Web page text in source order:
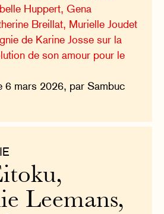
Huppert, Gena
Breillat, Murielle Joudet
de Karine Josse sur la
de son amour pour le
6 mars 2026, par Sambuc
Leemans,